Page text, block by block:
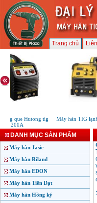
Trang chủ
tig que Hutong tig
200A
Máy hàn TIG
DANH MỤC SẢN PHẨM
Máy hàn Jasic
Máy hàn Riland
Máy hàn EDON
Máy hàn Tiến Đạt
Máy hàn Hồng ký